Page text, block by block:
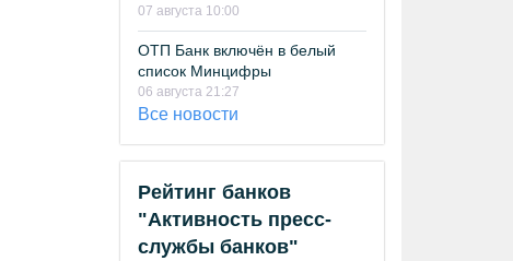
07 августа 10:00
ОТП Банк включён в белый
список Минцифры
06 августа 21:27
Все новости
Рейтинг банков
"Активность пресс-
службы банков"